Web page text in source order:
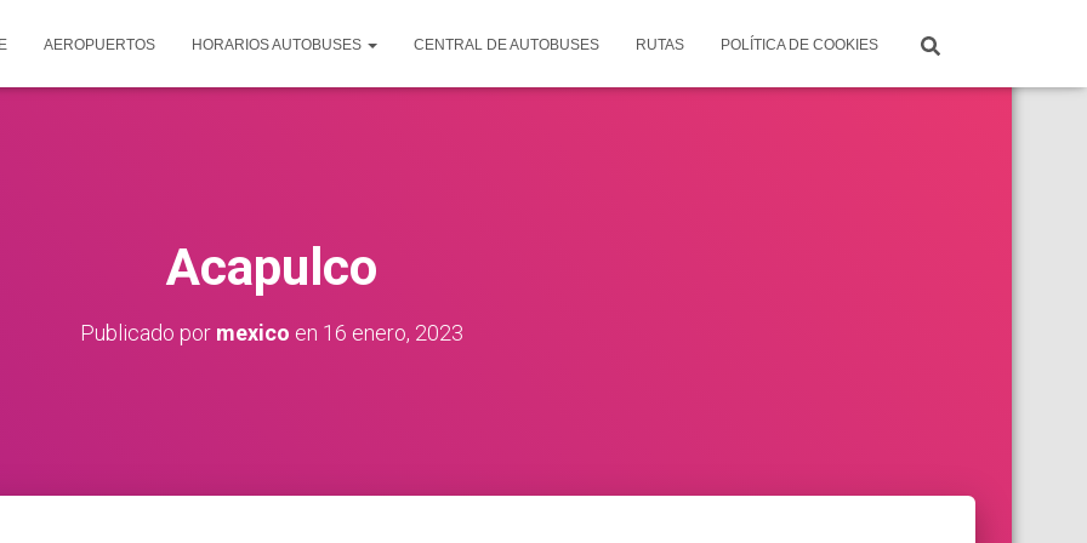
AEROPUERTOS HORARIOS AUTOBUSES CENTRAL DE AUTOBUSES RUTAS POLÍTICA DE COOKIES
Acapulco
Publicado por mexico en 16 enero, 2023